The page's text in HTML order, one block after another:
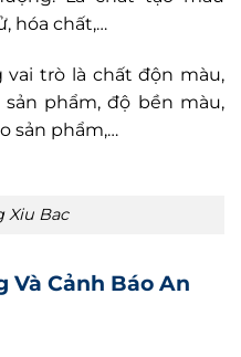
hóa chất,…
trò là chất độn màu,
phẩm, độ bền màu,
sản phẩm,…
Xiu Bac
Và Cảnh Báo An